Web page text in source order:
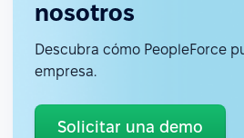
nosotros
Descubra cómo PeopleForce
empresa.
Solicitar una demo